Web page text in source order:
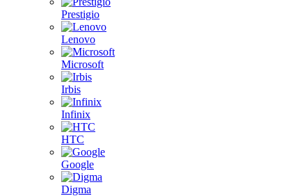
Prestigio
Lenovo
Microsoft
Irbis
Infinix
HTC
Google
Digma